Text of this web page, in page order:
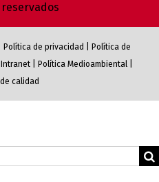
Política de privacidad
Política de
Intranet| Política Medioambiental|
calidad